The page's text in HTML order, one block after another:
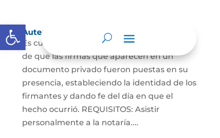
Abrir barra de herramientas
Autenticaciones
Es cuando el notario da testimonio escrito
de que las firmas que aparecen en un
documento privado fueron puestas en su
presencia, estableciendo la identidad de los
firmantes y dando fe del día en que el
hecho ocurrió. REQUISITOS: Asistir
personalmente a la notaría....